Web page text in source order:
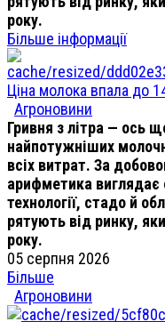
року.
Більше інформації
Ціна молока впала до
Агроновини
Гривня з літра — ось
найпотужніших
всіх витрат. За
арифметика виглядає
технології, стадо й
рятують від ринку,
року.
05 серпня 2026
Більше
Агроновини